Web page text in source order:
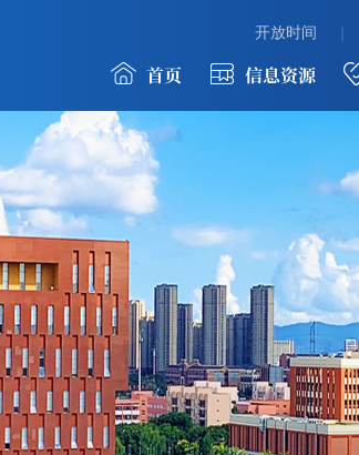
开放时间
首页 信息资源